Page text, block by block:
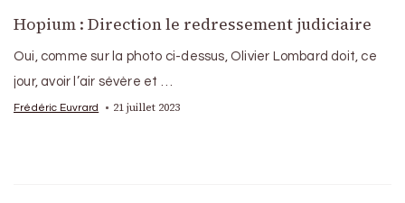
Hopium : Direction le redressement judiciaire
Oui, comme sur la photo ci-dessus, Olivier Lombard doit, ce
jour, avoir l’air sévère et …
Frédéric Euvrard 21 juillet 2023